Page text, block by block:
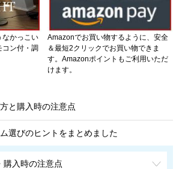
なかっこい
ン付・調
Amazonでお買い物するように、安全
＆最短2クリックでお買い物できま
す。Amazonポイントもご利用いただ
けます。
と購入時の注意点
選びのヒントをまとめました
購入時の注意点